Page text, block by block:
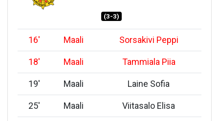
(3-3)
16' Maali Sorsakivi Peppi
18' Maali Tammiala Piia
19' Maali Laine Sofia
25' Maali Viitasalo Elisa